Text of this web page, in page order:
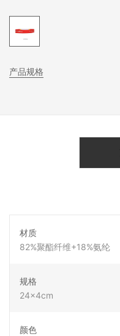
产品规格
材质
82%聚酯纤维+18%氨纶
规格
24×4cm
颜色